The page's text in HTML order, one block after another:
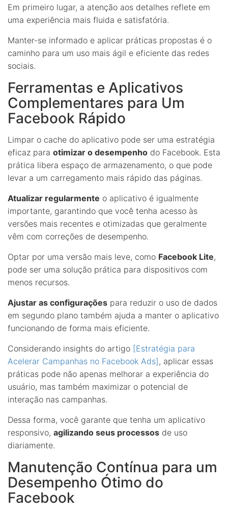
Em primeiro lugar, a atenção aos detalhes reflete em
uma experiência mais fluida e satisfatória.
Manter-se informado e aplicar práticas propostas é o
caminho para um uso mais ágil e eficiente das redes
sociais.
Ferramentas e Aplicativos
Complementares para Um
Facebook Rápido
Limpar o cache do aplicativo pode ser uma estratégia
eficaz para otimizar o desempenho do Facebook. Esta
prática libera espaço de armazenamento, o que pode
levar a um carregamento mais rápido das páginas.
Atualizar regularmente o aplicativo é igualmente
importante, garantindo que você tenha acesso às
versões mais recentes e otimizadas que geralmente
vêm com correções de desempenho.
Optar por uma versão mais leve, como Facebook Lite,
pode ser uma solução prática para dispositivos com
menos recursos.
Ajustar as configurações para reduzir o uso de dados
em segundo plano também ajuda a manter o aplicativo
funcionando de forma mais eficiente.
Considerando insights do artigo [Estratégia para
Acelerar Campanhas no Facebook Ads] , aplicar essas
práticas pode não apenas melhorar a experiência do
usuário, mas também maximizar o potencial de
interação nas campanhas.
Dessa forma, você garante que tenha um aplicativo
responsivo, agilizando seus processos de uso
diariamente.
Manutenção Contínua para um
Desempenho Ótimo do
Facebook